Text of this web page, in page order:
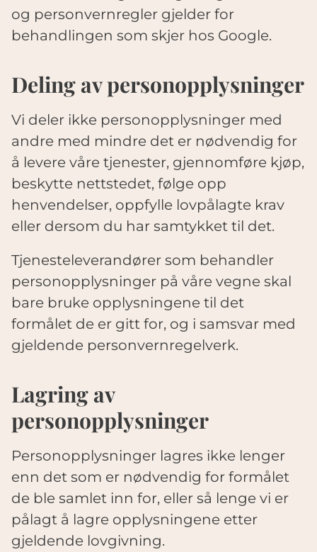
og personvernregler gjelder for
behandlingen som skjer hos Google.
Deling av personopplysninger
Vi deler ikke personopplysninger med
andre med mindre det er nødvendig for
å levere våre tjenester, gjennomføre kjøp,
beskytte nettstedet, følge opp
henvendelser, oppfylle lovpålagte krav
eller dersom du har samtykket til det.
Tjenesteleverandører som behandler
personopplysninger på våre vegne skal
bare bruke opplysningene til det
formålet de er gitt for, og i samsvar med
gjeldende personvernregelverk.
Lagring av
personopplysninger
Personopplysninger lagres ikke lenger
enn det som er nødvendig for formålet
de ble samlet inn for, eller så lenge vi er
pålagt å lagre opplysningene etter
gjeldende lovgivning.